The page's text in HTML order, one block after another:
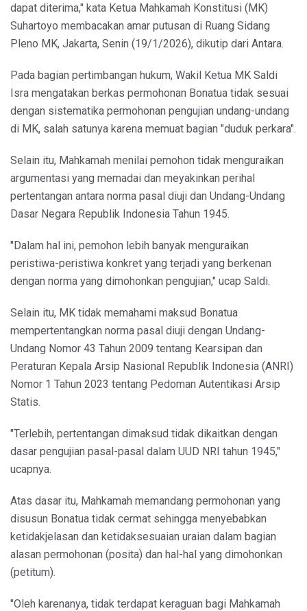
dapat diterima," kata Ketua Mahkamah Konstitusi (MK)
Suhartoyo membacakan amar putusan di Ruang Sidang
Pleno MK, Jakarta, Senin (19/1/2026), dikutip dari Antara.
Pada bagian pertimbangan hukum, Wakil Ketua MK Saldi
Isra mengatakan berkas permohonan Bonatua tidak sesuai
dengan sistematika permohonan pengujian undang-undang
di MK, salah satunya karena memuat bagian "duduk perkara".
Selain itu, Mahkamah menilai pemohon tidak menguraikan
argumentasi yang memadai dan meyakinkan perihal
pertentangan antara norma pasal diuji dan Undang-Undang
Dasar Negara Republik Indonesia Tahun 1945.
"Dalam hal ini, pemohon lebih banyak menguraikan
peristiwa-peristiwa konkret yang terjadi yang berkenan
dengan norma yang dimohonkan pengujian," ucap Saldi.
Selain itu, MK tidak memahami maksud Bonatua
mempertentangkan norma pasal diuji dengan Undang-
Undang Nomor 43 Tahun 2009 tentang Kearsipan dan
Peraturan Kepala Arsip Nasional Republik Indonesia (ANRI)
Nomor 1 Tahun 2023 tentang Pedoman Autentikasi Arsip
Statis.
"Terlebih, pertentangan dimaksud tidak dikaitkan dengan
dasar pengujian pasal-pasal dalam UUD NRI tahun 1945,"
ucapnya.
Atas dasar itu, Mahkamah memandang permohonan yang
disusun Bonatua tidak cermat sehingga menyebabkan
ketidakjelasan dan ketidaksesuaian uraian dalam bagian
alasan permohonan (posita) dan hal-hal yang dimohonkan
(petitum).
"Oleh karenanya, tidak terdapat keraguan bagi Mahkamah